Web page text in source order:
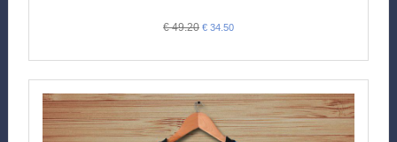
€ 49.20 € 34.50